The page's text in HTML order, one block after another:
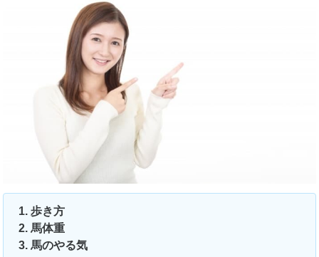
歩き方
馬体重
馬のやる気